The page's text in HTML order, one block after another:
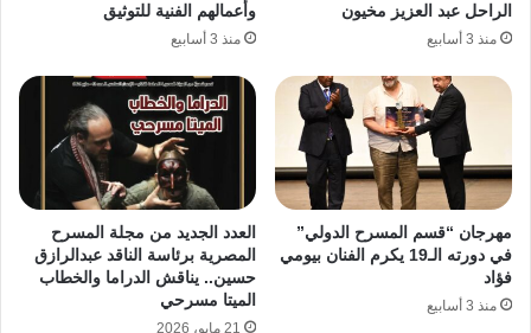
الراحل عبد العزيز مخيون
منذ 3 أسابيع
وأعمالهم الفنية للتوثيق
منذ 3 أسابيع
مهرجان “قسم المسرح الدولي”
في دورته الـ19 يكرم الفنان بيومي
فؤاد
منذ 3 أسابيع
العدد الجديد من مجلة المسرح
المصرية برئاسة الناقد عبدالرازق
حسين.. يناقش الدراما والخطاب
الميتا مسرحي
21 مايو، 2026